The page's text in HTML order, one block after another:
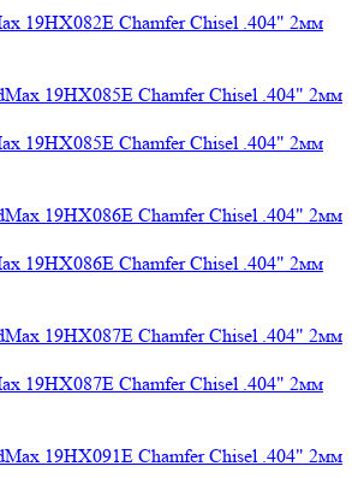
19HX082E Chamfer Chisel .404" 2мм
19HX085E Chamfer Chisel .404" 2мм
19HX086E Chamfer Chisel .404" 2мм
19HX087E Chamfer Chisel .404" 2мм